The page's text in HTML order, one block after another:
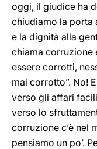
oggi, il giudice ha
chiudiamo la porta
e la dignità alla
chiama corruzione
essere corrotti,
mai corrotto”. No!
verso gli affari
verso lo
corruzione c’è nel
pensiamo un po’.